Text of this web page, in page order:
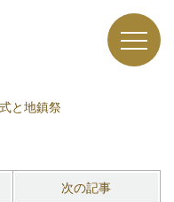
と地鎮祭
次の記事